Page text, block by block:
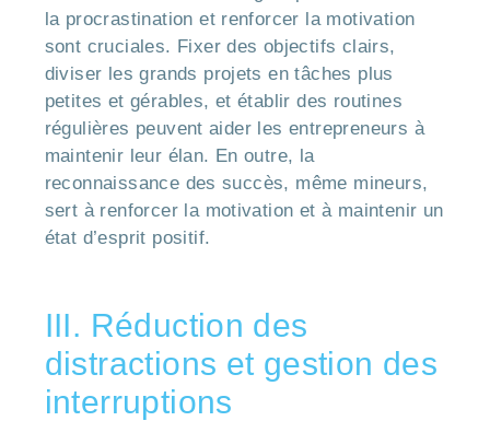
la procrastination et renforcer la motivation
sont cruciales. Fixer des objectifs clairs,
diviser les grands projets en tâches plus
petites et gérables, et établir des routines
régulières peuvent aider les entrepreneurs à
maintenir leur élan. En outre, la
reconnaissance des succès, même mineurs,
sert à renforcer la motivation et à maintenir un
état d’esprit positif.
III. Réduction des
distractions et gestion des
interruptions